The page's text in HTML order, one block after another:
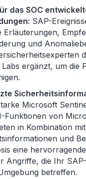
das SOC
SAP-
Erläuterungen,
und
Labs ergänzt, um die
Microsoft
Funktionen von
in Kombination
und
eine
Angriffe, die Ihr
betreffen.